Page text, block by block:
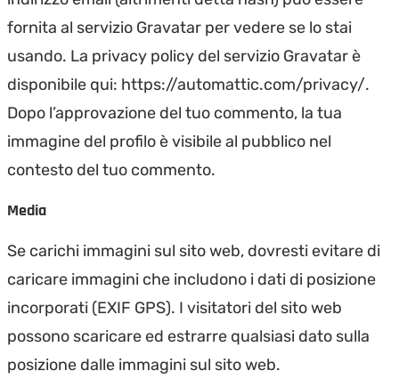
fornita al servizio Gravatar per vedere se lo stai
usando. La privacy policy del servizio Gravatar è
disponibile qui: https://automattic.com/privacy/.
Dopo l’approvazione del tuo commento, la tua
immagine del profilo è visibile al pubblico nel
contesto del tuo commento.
Media
Se carichi immagini sul sito web, dovresti evitare di
caricare immagini che includono i dati di posizione
incorporati (EXIF GPS). I visitatori del sito web
possono scaricare ed estrarre qualsiasi dato sulla
posizione dalle immagini sul sito web.